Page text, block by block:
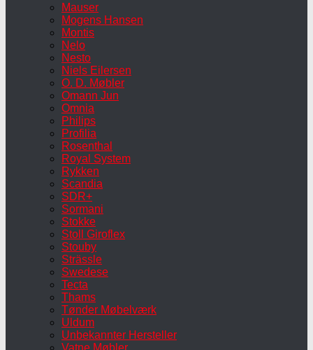
Mauser
Mogens Hansen
Montis
Nelo
Nesto
Niels Eilersen
O. D. Møbler
Omann Jun
Omnia
Philips
Profilia
Rosenthal
Royal System
Rykken
Scandia
SDR+
Sormani
Stokke
Stoll Giroflex
Stouby
Strässle
Swedese
Tecta
Thams
Tønder Møbelværk
Uldum
Unbekannter Hersteller
Vatne Møbler